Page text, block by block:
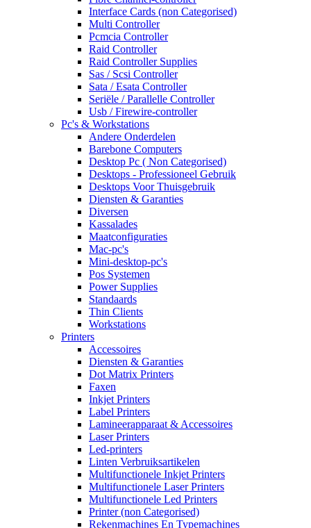
Interface Cards (non Categorised)
Multi Controller
Pcmcia Controller
Raid Controller
Raid Controller Supplies
Sas / Scsi Controller
Sata / Esata Controller
Seriële / Parallelle Controller
Usb / Firewire-controller
Pc's & Workstations
Andere Onderdelen
Barebone Computers
Desktop Pc ( Non Categorised)
Desktops - Professioneel Gebruik
Desktops Voor Thuisgebruik
Diensten & Garanties
Diversen
Kassalades
Maatconfiguraties
Mac-pc's
Mini-desktop-pc's
Pos Systemen
Power Supplies
Standaards
Thin Clients
Workstations
Printers
Accessoires
Diensten & Garanties
Dot Matrix Printers
Faxen
Inkjet Printers
Label Printers
Lamineerapparaat & Accessoires
Laser Printers
Led-printers
Linten Verbruiksartikelen
Multifunctionele Inkjet Printers
Multifunctionele Laser Printers
Multifunctionele Led Printers
Printer (non Categorised)
Rekenmachines En Typemachines